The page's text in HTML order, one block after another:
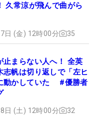
久常涼が飛んで曲がら
日 (金) 12時00分 35
止まらない人へ！ 全英
志帆は切り返しで「左ヒ
動かしていた #優勝者
日 (土) 12時00分 32